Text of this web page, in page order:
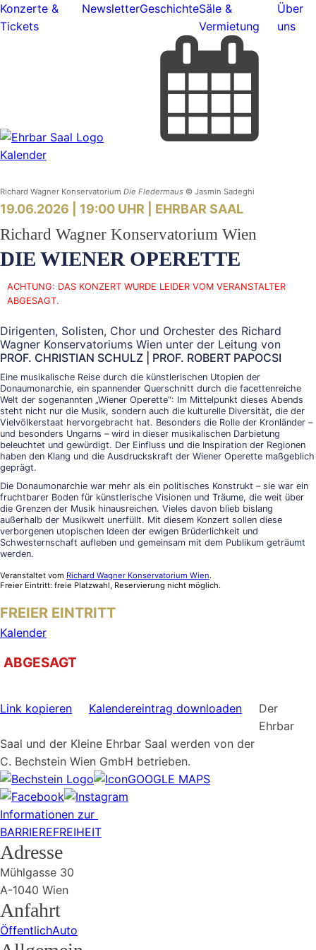
Konzerte &
Tickets
NewsletterGeschichteSäle &
Vermietung
Über
uns
Kalender
Richard Wagner Konservatorium Die Fledermaus © Jasmin Sadeghi
19.06.2026 | 19:00 UHR | EHRBAR SAAL
Richard Wagner Konservatorium Wien
DIE WIENER OPERETTE
ACHTUNG: DAS KONZERT WURDE LEIDER VOM VERANSTALTER
ABGESAGT.
Dirigenten, Solisten, Chor und Orchester des Richard
Wagner Konservatoriums Wien unter der Leitung von
PROF. CHRISTIAN SCHULZ | PROF. ROBERT PAPOCSI
Eine musikalische Reise durch die künstlerischen Utopien der
Donaumonarchie, ein spannender Querschnitt durch die facettenreiche
Welt der sogenannten „Wiener Operette“: Im Mittelpunkt dieses Abends
steht nicht nur die Musik, sondern auch die kulturelle Diversität, die der
Vielvölkerstaat hervorgebracht hat. Besonders die Rolle der Kronländer –
und besonders Ungarns – wird in dieser musikalischen Darbietung
beleuchtet und gewürdigt. Der Einfluss und die Inspiration der Regionen
haben den Klang und die Ausdruckskraft der Wiener Operette maßgeblich
geprägt.
Die Donaumonarchie war mehr als ein politisches Konstrukt – sie war ein
fruchtbarer Boden für künstlerische Visionen und Träume, die weit über
die Grenzen der Musik hinausreichen. Vieles davon blieb bislang
außerhalb der Musikwelt unerfüllt. Mit diesem Konzert sollen diese
verborgenen utopischen Ideen der ewigen Brüderlichkeit und
Schwesternschaft aufleben und gemeinsam mit dem Publikum geträumt
werden.
Veranstaltet vom Richard Wagner Konservatorium Wien.
Freier Eintritt: freie Platzwahl, Reservierung nicht möglich.
FREIER EINTRITT
Kalender
ABGESAGT
Link kopieren Kalendereintrag downloaden
Der
Ehrbar
Saal und der Kleine Ehrbar Saal werden von der
C. Bechstein Wien GmbH betrieben.
GOOGLE MAPS
Informationen zur
BARRIEREFREIHEIT
Adresse
Mühlgasse 30
A-1040 Wien
Anfahrt
ÖffentlichAuto